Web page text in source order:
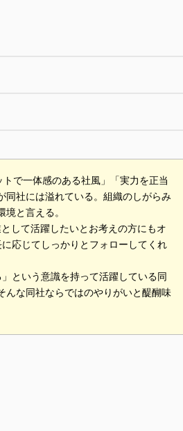
で一体感のある社風」「実力を正当
社には溢れている。組織のしがらみ
と言える。
して活躍したいとお考えの方にもオ
応じてしっかりとフォローしてくれ
という意識を持って活躍している同
んな同社ならではのやりがいと醍醐味